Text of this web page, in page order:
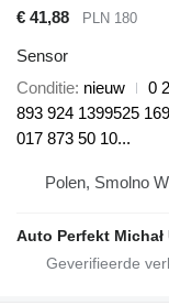
€ 41,88
PLN 180
Sensor
Conditie nieuw
0
893 924 1399525
017 873 50 10...
Polen, Smolno
Auto Perfekt Michał